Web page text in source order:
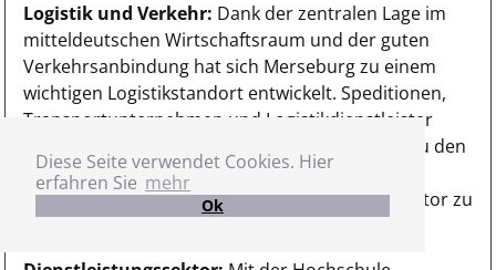
Diese Seite verwendet Cookies. Hier
erfahren Sie mehr
Ok
Logistik und Verkehr: Dank der zentralen Lage im
mitteldeutschen Wirtschaftsraum und der guten
Verkehrsanbindung hat sich Merseburg zu einem
wichtigen Logistikstandort entwickelt. Speditionen,
Transportunternehmen und Logistikdienstleister
bieten hier zahlreiche Arbeitsplätze. Die Nähe zu den
Chemiestandorten und die Anbindung an das
überregionale Verkehrsnetz machen diesen Sektor zu